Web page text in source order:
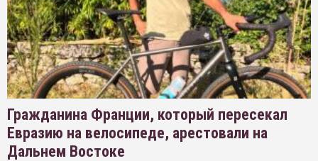
Гражданина Франции, который пересекал
Евразию на велосипеде, арестовали на
Дальнем Востоке